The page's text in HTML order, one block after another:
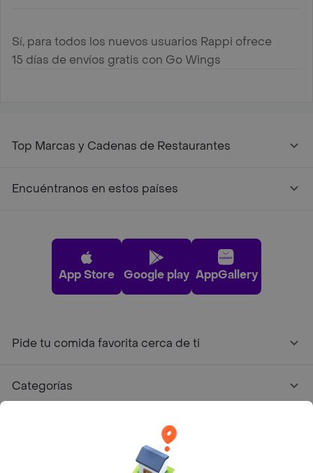
Sí, para todos los nuevos usuarios Rappi ofrece
15 días de envíos gratis con Go Wings
Top Marcas y Cadenas de Restaurantes
Encuéntranos en estos países
App Store Google play AppGallery
Pide tu comida favorita cerca de ti
Categorías